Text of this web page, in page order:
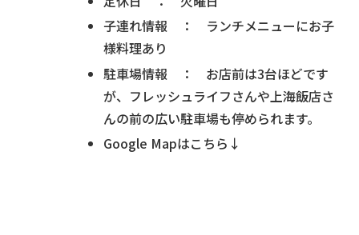
子連れ情報 ： ランチメニューにお子
様料理あり
駐車場情報 ： お店前は3台ほどです
が、フレッシュライフさんや上海飯店さ
んの前の広い駐車場も停められます。
Google Mapはこちら↓